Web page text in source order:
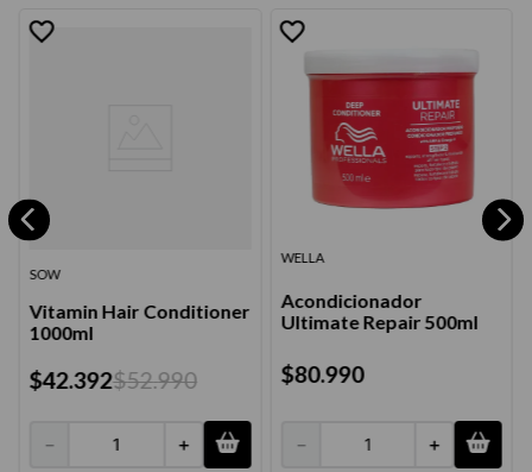
SOW
Vitamin Hair Conditioner
1000ml
$42.392$52.990
＋
－
WELLA
Acondicionador
Ultimate Repair 500ml
$80.990
＋
－